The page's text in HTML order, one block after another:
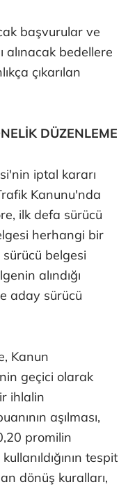
başvurular ve
alınacak bedellere
çıkarılan
DÜZENLEME
iptal kararı
Kanunu'nda
ilk defa sürücü
herhangi bir
belgesi
alındığı
aday sürücü
Kanun
geçici olarak
ihlalin
aşılması,
promilin
tespit
dönüş kuralları,